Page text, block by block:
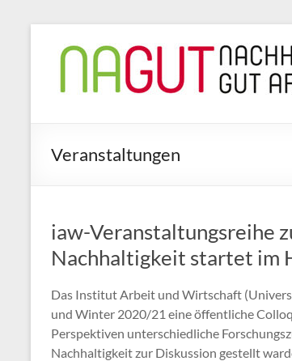
Inhalt
springenNAGUT
nachhaltig
Veranstaltungen
iaw-Veranstaltungsreihe
Nachhaltigkeit startet im
Das Institut Arbeit und Wirtschaft
und Winter 2020/21 eine öffentliche
Perspektiven unterschiedliche
Nachhaltigkeit zur Diskussion gestellt